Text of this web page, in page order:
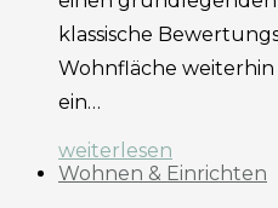
klassische
Wohnfläche
ein…
weiterlesen
Wohnen & Einrichten